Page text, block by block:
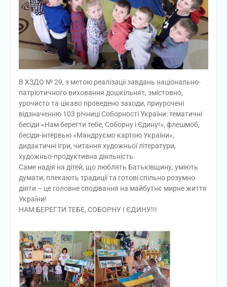
В ХЗДО № 29, з метою реалізаціі завдань національно-
патріотичного виховання дошкільнят, змістовно,
урочисто та цікаво проведено заходи, приурочені
відзначенню 103 річниці Соборності України: тематичні
бесіди «Нам берегти тебе, Соборну і Єдину!», флешмоб,
бесіди-інтервью «Мандруємо картою України»,
дидактичні ігри, читання художньої літератури,
художньо-продуктивна діяльність.
Саме надія на дітей, що люблять Батьківщину, уміють
думати, плекають традиції та готові спільно розумно
діяти – це головне сподівання на майбутнє мирне життя
України!
НАМ БЕРЕГТИ ТЕБЕ, СОБОРНУ І ЄДИНУ!!!